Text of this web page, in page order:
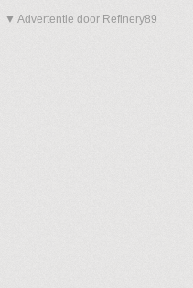
▼ Advertentie door Refinery89